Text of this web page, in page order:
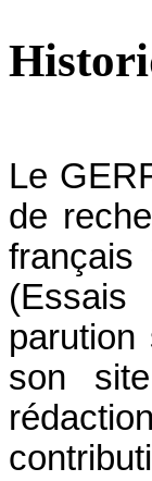
Le
de
français
(Essais
son